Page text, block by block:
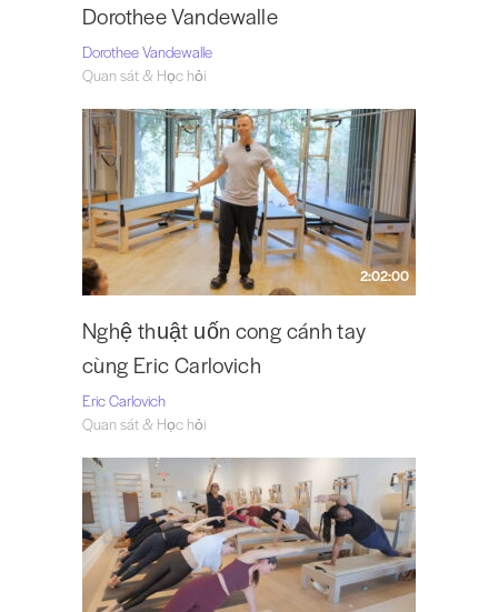
Dorothee Vandewalle
Dorothee Vandewalle
Quan sát & Học hỏi
2:02:00
Nghệ thuật uốn cong cánh tay
cùng Eric Carlovich
Eric Carlovich
Quan sát & Học hỏi